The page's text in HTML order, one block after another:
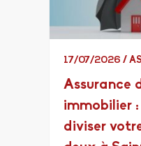
17/07/2026 /
Assurance
immobilier
diviser